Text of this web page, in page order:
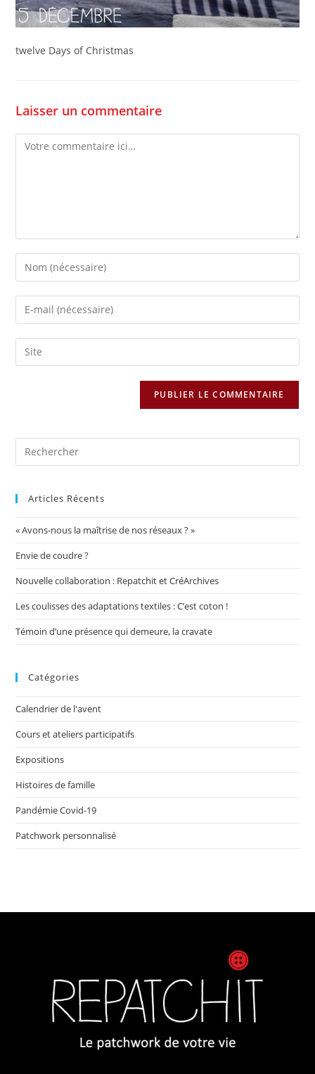
twelve Days of Christmas
Laisser un commentaire
Articles Récents
« Avons-nous la maîtrise de nos réseaux ? »
Envie de coudre ?
Nouvelle collaboration : Repatchit et CréArchives
Les coulisses des adaptations textiles : C’est coton !
Témoin d’une présence qui demeure, la cravate
Catégories
Calendrier de l'avent
Cours et ateliers participatifs
Expositions
Histoires de famille
Pandémie Covid-19
Patchwork personnalisé